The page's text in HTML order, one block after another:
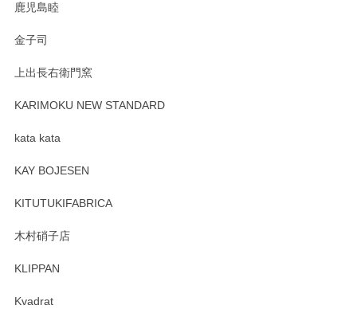
鹿児島睦
金子司
上出長右衛門窯
KARIMOKU NEW STANDARD
kata kata
KAY BOJESEN
KITUTUKIFABRICA
木村硝子店
KLIPPAN
Kvadrat